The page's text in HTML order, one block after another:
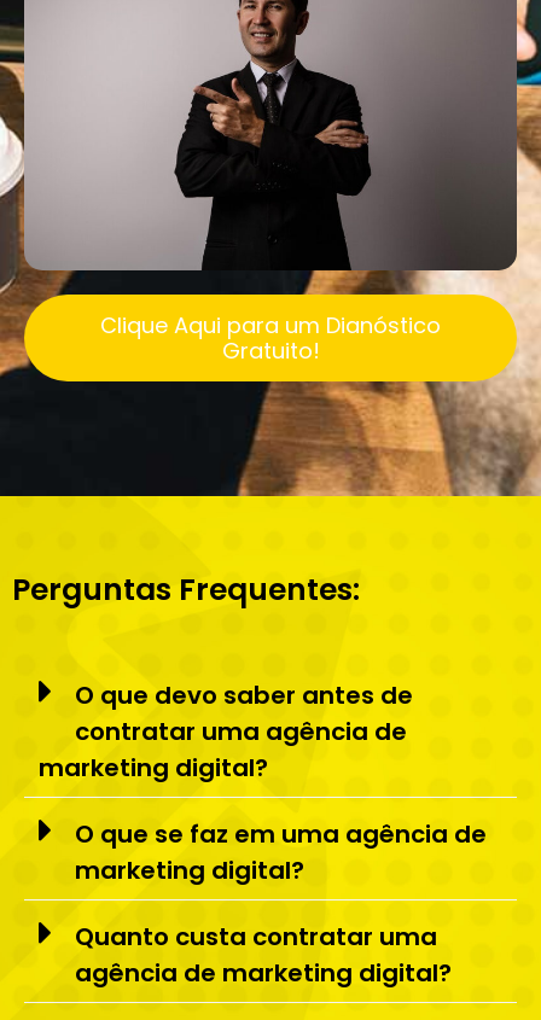
Clique Aqui para um Dianóstico
Gratuito!
Perguntas Frequentes:
O que devo saber antes de
contratar uma agência de
marketing digital?
O que se faz em uma agência de
marketing digital?
Quanto custa contratar uma
agência de marketing digital?